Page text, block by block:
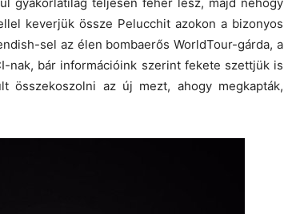
keverjük össze Pelucchit azokon a bizonyos
sel az élen bombaerős WorldTour-gárda, a
nak, bár információink szerint fekete szettjük is
összekoszolni az új mezt, ahogy megkapták,